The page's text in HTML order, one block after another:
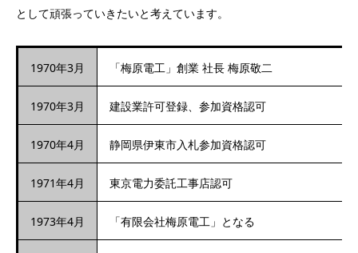
として頑張っていきたいと考えています。
1970年3月 「梅原電工」創業 社長 梅原敬二
1970年3月 建設業許可登録、参加資格認可
1970年4月 静岡県伊東市入札参加資格認可
1971年4月 東京電力委託工事店認可
1973年4月 「有限会社梅原電工」となる